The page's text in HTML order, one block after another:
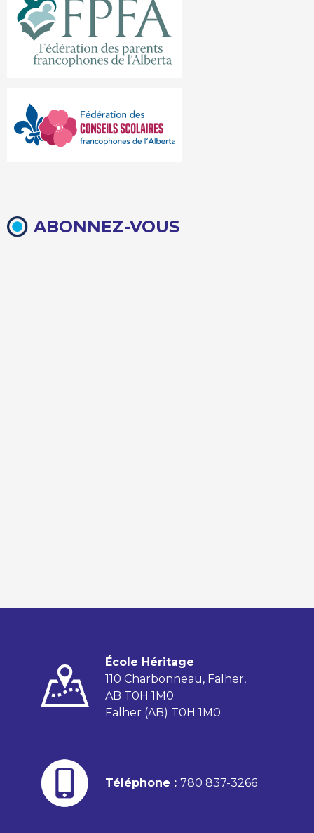
ABONNEZ-VOUS
École Héritage
110 Charbonneau, Falher,
AB T0H 1M0
Falher (AB) T0H 1M0
Téléphone : 780 837-3266